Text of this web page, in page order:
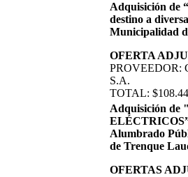
Adquisición de
destino a
Municipalidad
OFERTA
PROVEEDOR:
S.A.
TOTAL:
Adquisición
Alumbrado
de Trenque
OFERTAS